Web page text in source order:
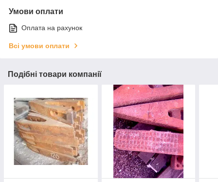
Умови оплати
Оплата на рахунок
Всі умови оплати
Подібні товари компанії